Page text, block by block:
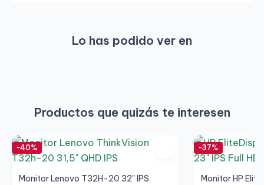
Lo has podido ver en
Productos que quizás te interesen
-40%
Monitor Lenovo T32H-20 32" IPS
-37%
Monitor HP